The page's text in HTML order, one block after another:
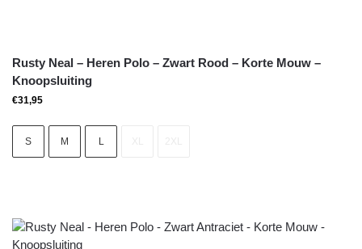
Rusty Neal – Heren Polo – Zwart Rood – Korte Mouw –
Knoopsluiting
€31,95
S M L